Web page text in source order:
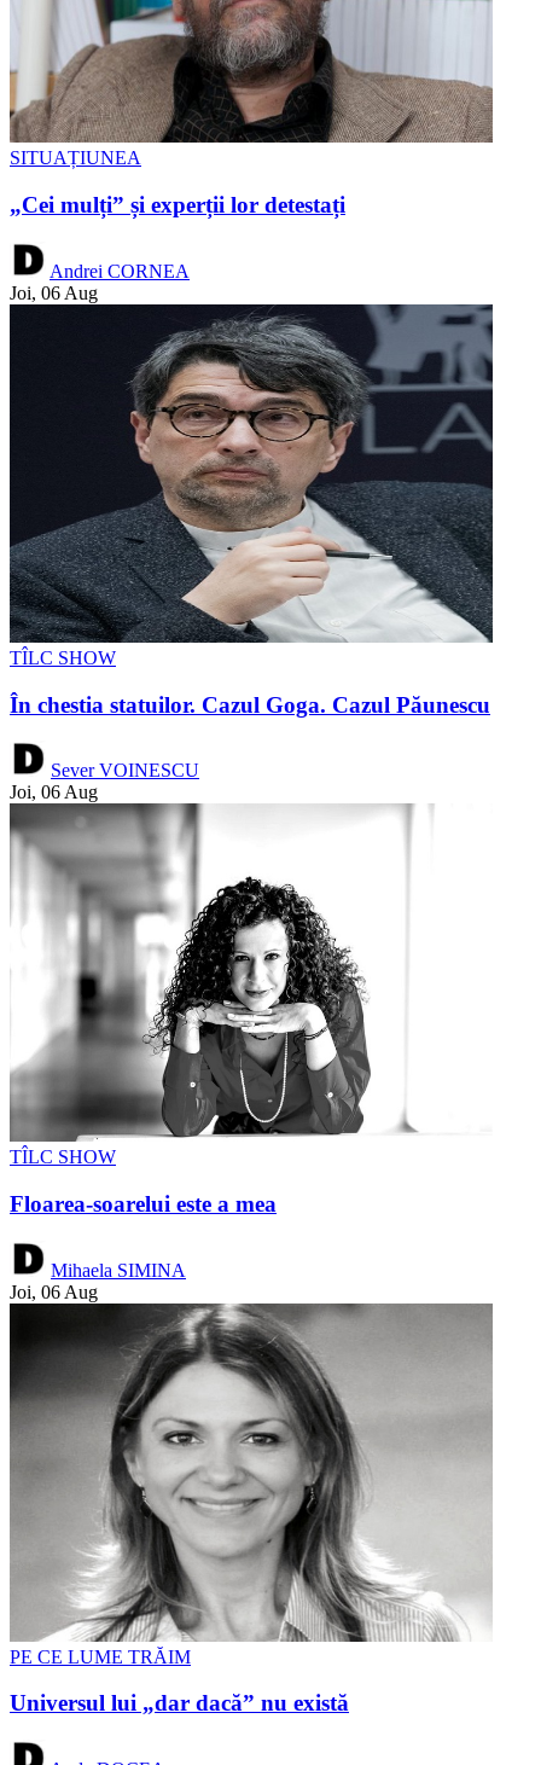
SITUAȚIUNEA
„Cei mulți” și experții lor detestați
Andrei CORNEA
Joi, 06 Aug
TÎLC SHOW
În chestia statuilor. Cazul Goga. Cazul Păunescu
Sever VOINESCU
Joi, 06 Aug
TÎLC SHOW
Floarea-soarelui este a mea
Mihaela SIMINA
Joi, 06 Aug
PE CE LUME TRĂIM
Universul lui „dar dacă” nu există